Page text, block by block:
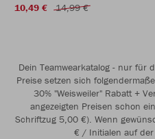
10,49 €
14,99 €
Dein Teamwearkatalog - nur für
Preise setzen sich
30% "Weisweiler" Rabatt +
angezeigten Preisen schon
Schriftzug 5,00 €). Wenn
€ / Initialen auf